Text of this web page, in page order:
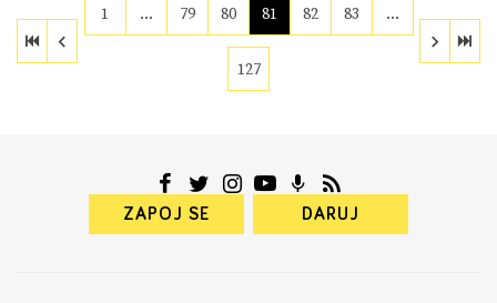
1 … 79 80 81 82 83 …
127
ZAPOJ SE DARUJ